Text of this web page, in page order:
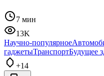
7 мин
13K
Научно-популярное
гаджетыТранспортБудущее
+14